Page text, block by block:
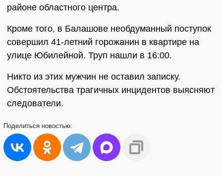
районе областного центра.
Кроме того, в Балашове необдуманный поступок
совершил 41-летний горожанин в квартире на
улице Юбилейной. Труп нашли в 16:00.
Никто из этих мужчин не оставил записку.
Обстоятельства трагичных инцидентов выясняют
следователи.
Поделиться новостью: